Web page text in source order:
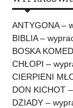
ANTYGONA –
BIBLIA –
BOSKA
CHŁOPI –
CIERPIENI
DON KICHOT
DZIADY –